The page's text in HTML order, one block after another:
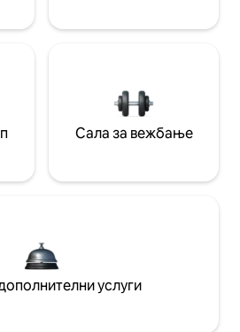
Сала за вежбање
услуги